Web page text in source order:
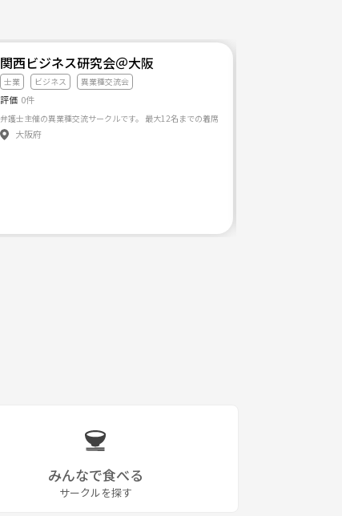
関西ビジネス研究会＠大阪
士業 ビジネス 異業種交流会
評価 0件
大阪府
みんなで食べる
サークルを探す